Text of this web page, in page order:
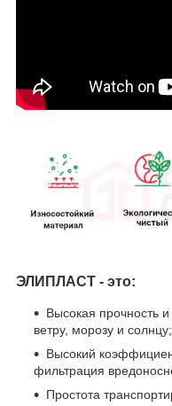
ЭЛИПЛАСТ - это:
Высокая прочность и
ветру, морозу и солнцу;
Высокий
фильтрация
Простота